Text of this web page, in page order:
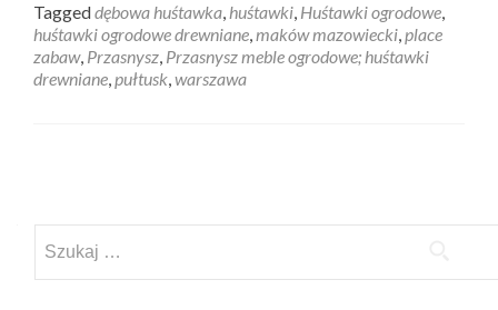
Taggeddębowa huśtawka, huśtawki, Huśtawki ogrodowe,
huśtawki ogrodowe drewniane,maków mazowiecki,place
zabaw, Przasnysz, Przasnysz meble ogrodowe; huśtawki
drewniane,pułtusk,warszawa
navigation